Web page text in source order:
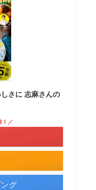
さに 志麻さんの
！／
グ